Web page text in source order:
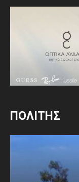
ΠΟΛΙΤΗΣ